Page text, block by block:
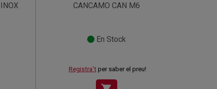
CANCAMO CAN M6
En Stock
Registra'tper saber el preu!